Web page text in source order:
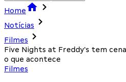
Home
Notícias
Filmes
Five Nights at Freddy's tem
o que acontece
Filmes